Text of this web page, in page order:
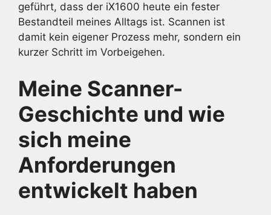
geführt, dass der iX1600 heute ein fester
Bestandteil meines Alltags ist. Scannen ist
damit kein eigener Prozess mehr, sondern ein
kurzer Schritt im Vorbeigehen.
Meine Scanner-
Geschichte und wie
sich meine
Anforderungen
entwickelt haben